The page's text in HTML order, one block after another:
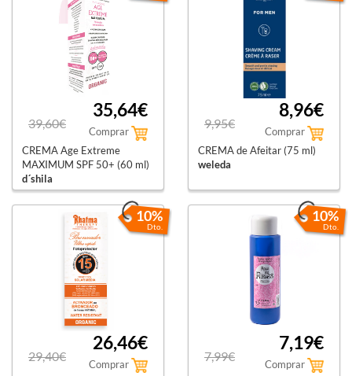
39,60€
35,64€
Comprar
CREMA Age Extreme
MAXIMUM SPF 50+ (60 ml)
d´shila
9,95€
8,96€
Comprar
CREMA de Afeitar (75 ml)
weleda
10%
Dto.
29,40€
26,46€
Comprar
10%
Dto.
7,99€
7,19€
Comprar